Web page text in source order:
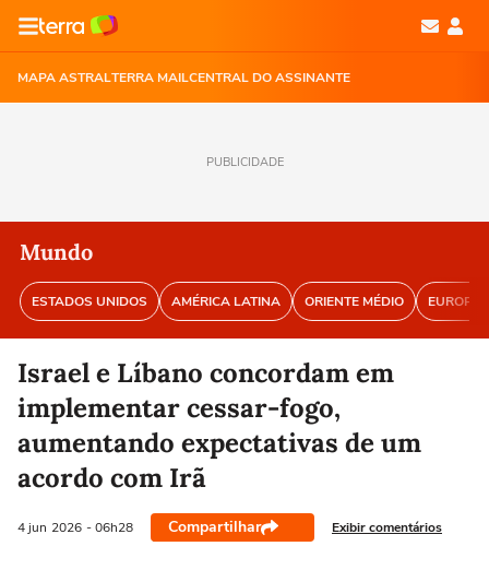
MAPA ASTRALTERRA MAILCENTRAL DO ASSINANTE
PUBLICIDADE
Mundo
ESTADOS UNIDOS AMÉRICA LATINA ORIENTE MÉDIO EUROPA
Israel e Líbano concordam em
implementar cessar-fogo,
aumentando expectativas de um
acordo com Irã
4 jun 2026 - 06h28 Compartilhar Exibir comentários